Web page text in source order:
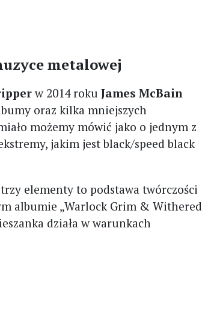
metalowej
w 2014 rokuJames McBain
oraz kilka mniejszych
możemy mówić jako o jednym z
jakim jest black/speed black
elementy to podstawa twórczości
albumie „Warlock Grim & Withered
działa w warunkach